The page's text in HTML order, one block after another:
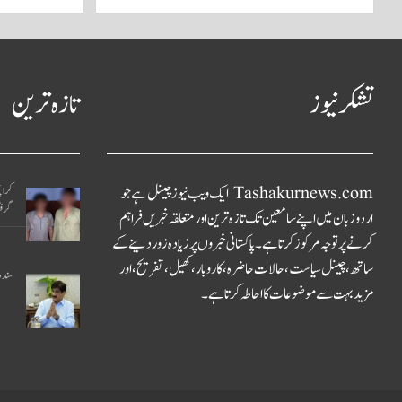
تشکر نیوز
Tashakurnews.com ایک ویب نیوز چینل ہے جو
اردو زبان میں اپنے سامعین تک تازہ ترین اور متعلقہ خبریں فراہم
کرنے پر توجہ مرکوز کرتا ہے۔ پاکستانی خبروں پر زیادہ زور دینے کے
ساتھ، چینل سیاست، حالات حاضرہ، کاروبار، کھیل، تفریح، اور
مزید بہت سے موضوعات کا احاطہ کرتا ہے۔
تازہ ترین